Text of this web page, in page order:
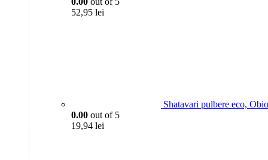
52,95 lei
Shatavari pulbere eco,
0.00 out of 5
19,94 lei